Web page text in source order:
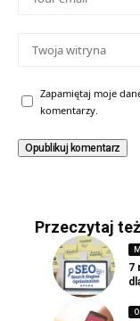
Zapamiętaj moje
komentarzy.
Przeczytaj
7